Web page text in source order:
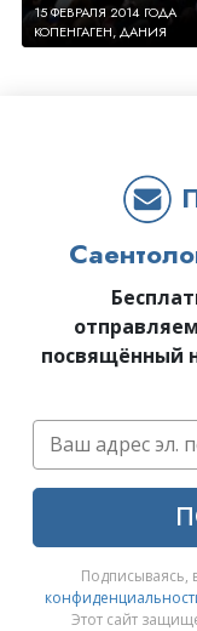
15 ФЕВРАЛЯ 2014 ГОДА
КОПЕНГАГЕН, ДАНИЯ
посвящённый
Подписываясь,
Этот сайт